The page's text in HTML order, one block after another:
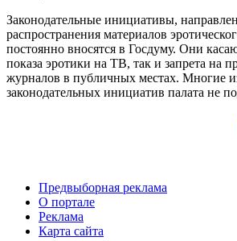
Законодательные инициативы,
распространения материалов
постоянно вносятся в Госдуму. Они
показа эротики на ТВ, так и запрета на
журналов в публичных местах. Многие
законодательных инициатив палата не
Предвыборная реклама
О портале
Реклама
Карта сайта